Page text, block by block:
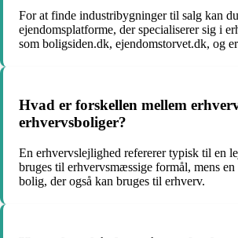
For at finde industribygninger til salg kan
ejendomsplatforme, der specialiserer sig i
som boligsiden.dk, ejendomstorvet.dk, og
Hvad er forskellen mellem
erhvervsboliger?
En erhvervslejlighed refererer typisk til en
bruges til erhvervsmæssige formål, mens
bolig, der også kan bruges til erhverv.